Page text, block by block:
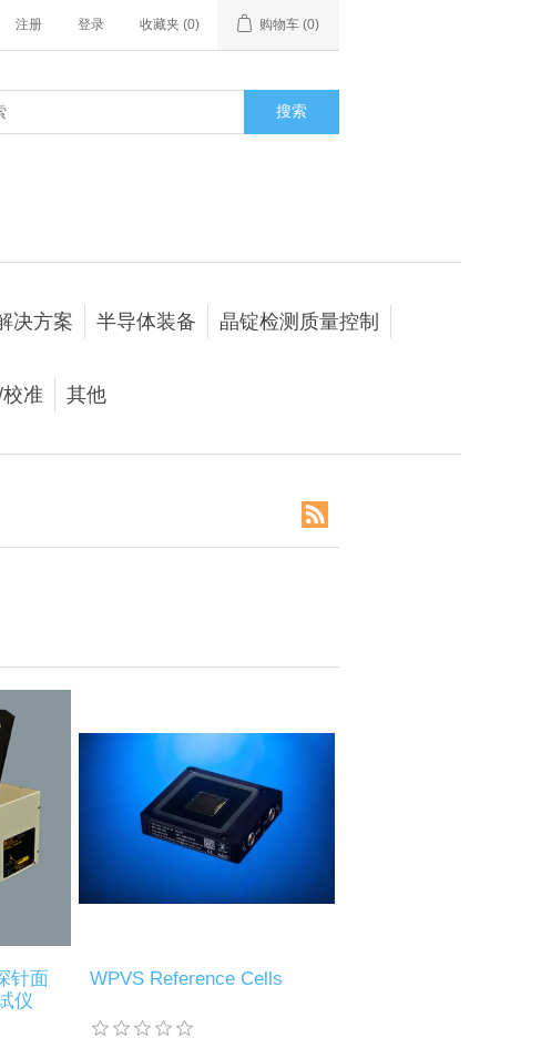
注册 登录 收藏夹 (0) 购物车 (0)
搜索
决方案 半导体装备 晶锭检测质量控制
准 其他
针面
仪
WPVS Reference Cells